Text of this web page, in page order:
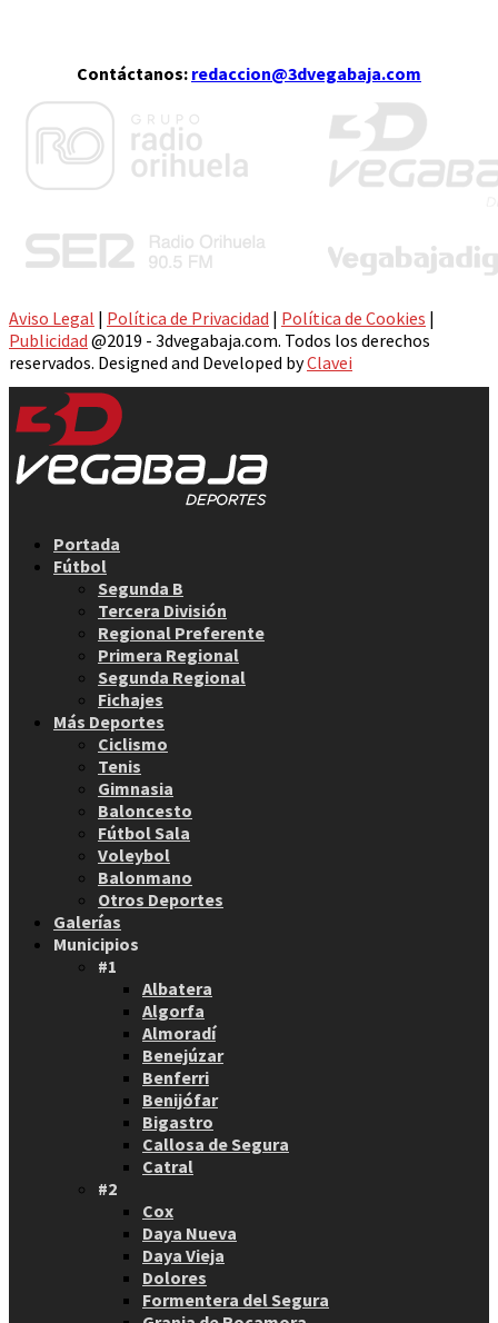
Contáctanos: redaccion@3dvegabaja.com
Aviso Legal | Política de Privacidad | Política de Cookies |
Publicidad @2019 - 3dvegabaja.com. Todos los derechos
reservados. Designed and Developed byClavei
Portada
Fútbol
Segunda B
Tercera División
Regional Preferente
Primera Regional
Segunda Regional
Fichajes
Más Deportes
Ciclismo
Tenis
Gimnasia
Baloncesto
Fútbol Sala
Voleybol
Balonmano
Otros Deportes
Galerías
Municipios
#1
Albatera
Algorfa
Almoradí
Benejúzar
Benferri
Benijófar
Bigastro
Callosa de Segura
Catral
#2
Cox
Daya Nueva
Daya Vieja
Dolores
Formentera del Segura